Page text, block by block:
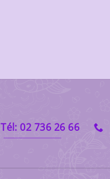
Tél: 02 736 26 66